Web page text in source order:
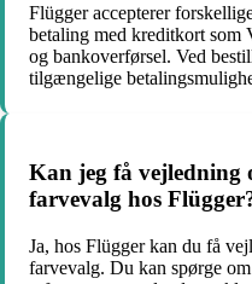
Flügger accepterer
betaling med kreditkort
og bankoverførsel. Ved
tilgængelige
Kan jeg få vejledning
farvevalg hos
Ja, hos Flügger kan du få
farvevalg. Du kan spørge